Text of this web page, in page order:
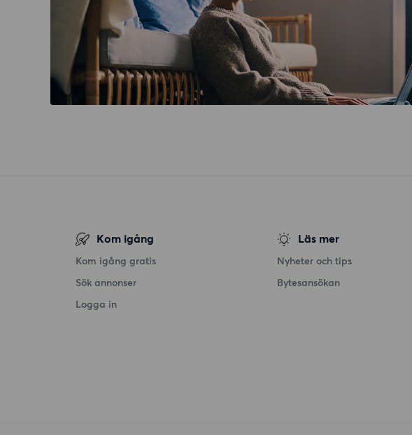
Kom igång
Kom igång gratis
Sök annonser
Logga in
Läs mer
Nyheter och tips
Bytesansökan